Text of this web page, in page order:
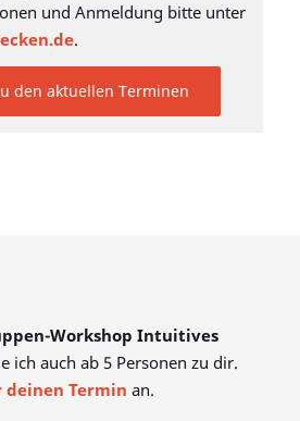
und Anmeldung bitte unter
.
den aktuellen Terminen
Workshop Intuitives
ich auch ab 5 Personen zu dir.
Termin an.